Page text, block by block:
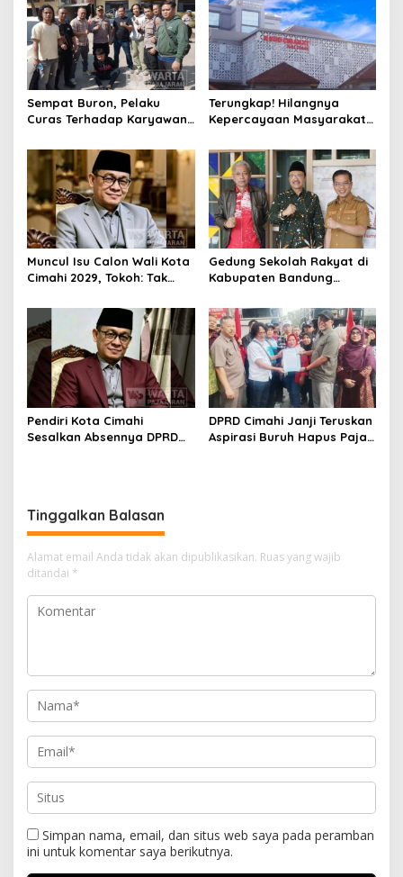
Sempat Buron, Pelaku
Curas Terhadap Karyawan
Ditangkap Polisi
Terungkap! Hilangnya
Kepercayaan Masyarakat
Rebranding RSUD Cibabat
Muncul Isu Calon Wali Kota
Cimahi 2029, Tokoh: Tak
Legitimasi Parpol
Gedung Sekolah Rakyat di
Kabupaten Bandung
Siap Tampung Dua Ribu
Siswa
Pendiri Kota Cimahi
Sesalkan Absennya DPRD
DPRD Cimahi Janji Teruskan
Aspirasi Buruh Hapus Pajak
Tinggalkan Balasan
Alamat email Anda tidak akan dipublikasikan. Ruas yang wajib
ditandai *
Simpan nama, email, dan situs web saya pada peramban
ini untuk komentar saya berikutnya.